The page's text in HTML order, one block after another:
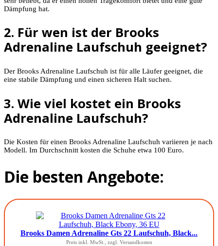
Dämpfung hat.
2. Für wen ist der Brooks
Adrenaline Laufschuh geeignet?
Der Brooks Adrenaline Laufschuh ist für alle Läufer geeignet, die
eine stabile Dämpfung und einen sicheren Halt suchen.
3. Wie viel kostet ein Brooks
Adrenaline Laufschuh?
Die Kosten für einen Brooks Adrenaline Laufschuh variieren je nach
Modell. Im Durchschnitt kosten die Schuhe etwa 100 Euro.
Die besten Angebote:
Brooks Damen Adrenaline Gts 22 Laufschuh, Black...
Preis inkl. MwSt., zzgl. Versandkosten